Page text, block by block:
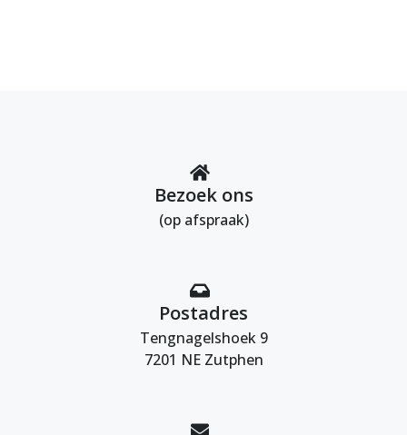
Bezoek ons
(op afspraak)
Postadres
Tengnagelshoek 9
7201 NE Zutphen